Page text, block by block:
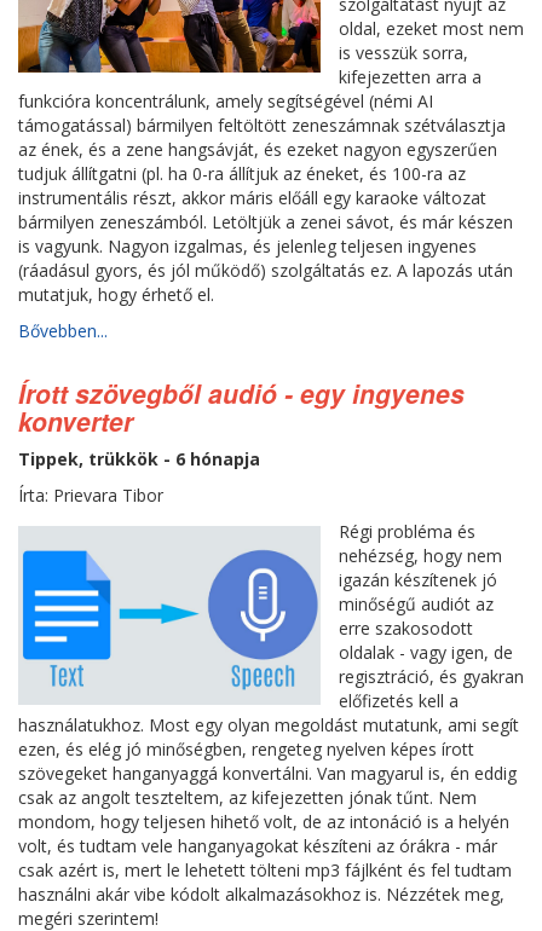
oldal, ezeket most nem
is vesszük sorra,
kifejezetten arra a
funkcióra koncentrálunk, amely segítségével (némi AI
támogatással) bármilyen feltöltött zeneszámnak szétválasztja
az ének, és a zene hangsávját, és ezeket nagyon egyszerűen
tudjuk állítgatni (pl. ha 0-ra állítjuk az éneket, és 100-ra az
instrumentális részt, akkor máris előáll egy karaoke változat
bármilyen zeneszámból. Letöltjük a zenei sávot, és már készen
is vagyunk. Nagyon izgalmas, és jelenleg teljesen ingyenes
(ráadásul gyors, és jól működő) szolgáltatás ez. A lapozás után
mutatjuk, hogy érhető el.
Bővebben...
Írott szövegből audió - egy ingyenes
konverter
Tippek, trükkök - 6 hónapja
Írta: Prievara Tibor
Régi probléma és
nehézség, hogy nem
igazán készítenek jó
minőségű audiót az
erre szakosodott
oldalak - vagy igen, de
regisztráció, és gyakran
előfizetés kell a
használatukhoz. Most egy olyan megoldást mutatunk, ami segít
ezen, és elég jó minőségben, rengeteg nyelven képes írott
szövegeket hanganyaggá konvertálni. Van magyarul is, én eddig
csak az angolt teszteltem, az kifejezetten jónak tűnt. Nem
mondom, hogy teljesen hihető volt, de az intonáció is a helyén
volt, és tudtam vele hanganyagokat készíteni az órákra - már
csak azért is, mert le lehetett tölteni mp3 fájlként és fel tudtam
használni akár vibe kódolt alkalmazásokhoz is. Nézzétek meg,
megéri szerintem!